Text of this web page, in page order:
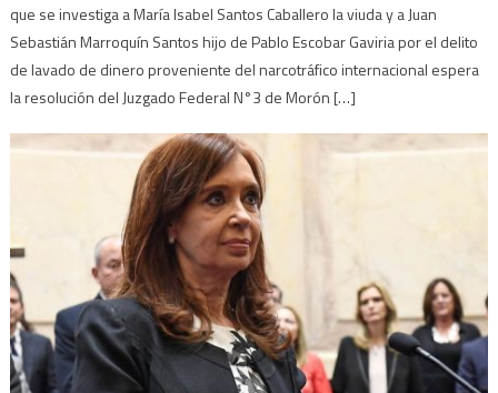
que se investiga a María Isabel Santos Caballero la viuda y a Juan
Sebastián Marroquín Santos hijo de Pablo Escobar Gaviria por el delito
de lavado de dinero proveniente del narcotráfico internacional espera
la resolución del Juzgado Federal N°3 de Morón […]